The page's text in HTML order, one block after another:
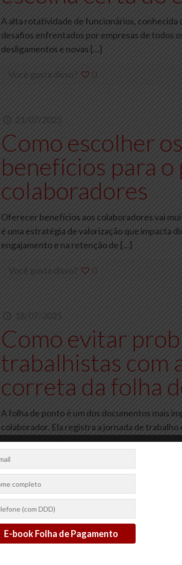
A alta rotatividade de funcionários, conhecida
desafios enfrentados por empresas de todos
desligamentos e novas […]
Você gosta disso? 0
21/07/2025
Como escolher
benefícios para o
colaboradores
Oferecer benefícios aos colaboradores vai
é uma estratégia de valorização que impacta
engajamento e na retenção de […]
Você gosta disso? 0
18/07/2025
Como evitar
trabalhistas com
correta da folha
A folha de ponto é um dos documentos mais
colaborador. Ela registra a jornada de trabalho
Como Melhorar
Talentos em Sua